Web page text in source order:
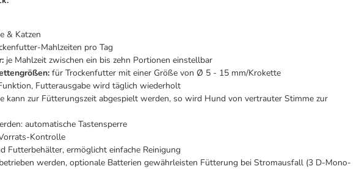
& Katzen
Mahlzeiten pro Tag
je Mahlzeit zwischen ein bis zehn Portionen einstellbar
für Trockenfutter mit einer Größe von Ø 5 - 15 mm/Krokette
Futterausgabe wird täglich wiederholt
kann zur Fütterungszeit abgespielt werden, so wird Hund von vertrauter Stimme zur
automatische Tastensperre
Kontrolle
Futterbehälter, ermöglicht einfache Reinigung
werden, optionale Batterien gewährleisten Fütterung bei Stromausfall (3 D-Mono-